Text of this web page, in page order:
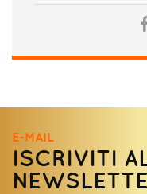
E-MAIL
ISCRIVITI